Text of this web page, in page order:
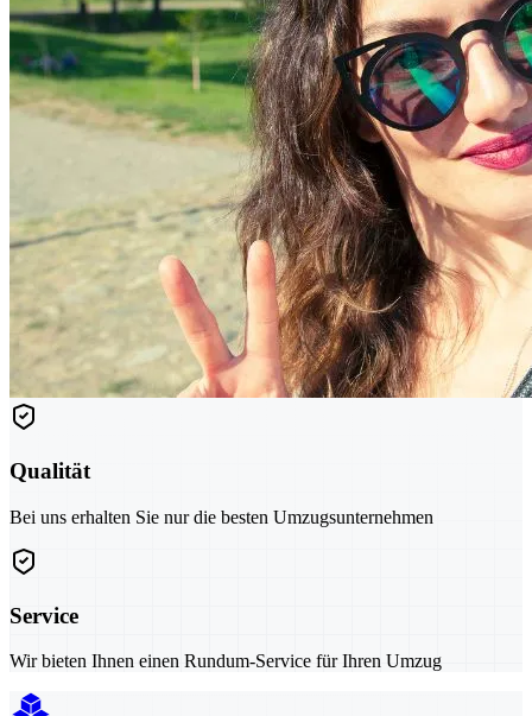
Qualität
Bei uns erhalten Sie nur die besten Umzugsunternehmen
Service
Wir bieten Ihnen einen Rundum-Service für Ihren Umzug